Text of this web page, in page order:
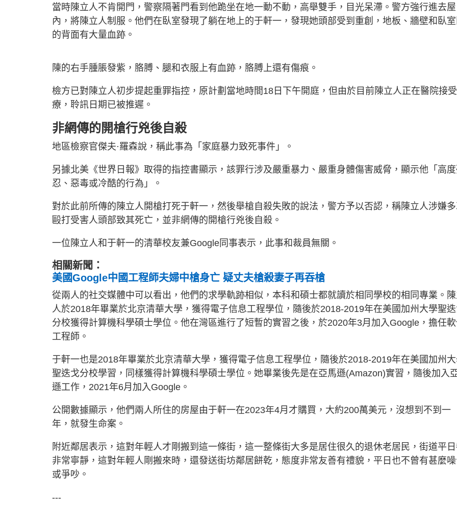
當時陳立人不肯開門，警察隔著門看到他跪坐在地一動不動，高舉雙手，目光呆滯。警方強行進去屋
內，將陳立人制服。他們在臥室發現了躺在地上的于軒一，發現她頭部受到重創，地板、牆壁和臥
的背面有大量血跡。
陳的右手腫脹發紫，胳膊、腿和衣服上有血跡，胳膊上還有傷痕。
檢方已對陳立人初步提起重罪指控，原計劃當地時間18日下午開庭，但由於目前陳立人正在醫院接
療，聆訊日期已被推遲。
非網傳的開槍行兇後自殺
地區檢察官傑夫·羅森說，稱此事為「家庭暴力致死事件」。
另據北美《世界日報》取得的指控書顯示，該罪行涉及嚴重暴力、嚴重身體傷害威脅，顯示他「高
忍、惡毒或冷酷的行為」。
對於此前所傳的陳立人開槍打死于軒一，然後舉槍自殺失敗的說法，警方予以否認，稱陳立人涉嫌
毆打受害人頭部致其死亡，並非網傳的開槍行兇後自殺。
一位陳立人和于軒一的清華校友兼Google同事表示，此事和裁員無關。
相關新聞：
美國Google中國工程師夫婦中槍身亡 疑丈夫槍殺妻子再吞槍
從兩人的社交媒體中可以看出，他們的求學軌跡相似，本科和碩士都就讀於相同學校的相同專業。
人於2018年畢業於北京清華大學，獲得電子信息工程學位，隨後於2018-2019年在美國加州大學聖
分校獲得計算機科學碩士學位。他在灣區進行了短暫的實習之後，於2020年3月加入Google，擔任
工程師。
于軒一也是2018年畢業於北京清華大學，獲得電子信息工程學位，隨後於2018-2019年在美國加州
聖迭戈分校學習，同樣獲得計算機科學碩士學位。她畢業後先是在亞馬遜(Amazon)實習，隨後加入
遜工作，2021年6月加入Google。
公開數據顯示，他們兩人所住的房屋由于軒一在2023年4月才購買，大約200萬美元，沒想到不到一
年，就發生命案。
附近鄰居表示，這對年輕人才剛搬到這一條街，這一整條街大多是居住很久的退休老居民，街道平
非常寧靜，這對年輕人剛搬來時，還發送街坊鄰居餅乾，態度非常友善有禮貌，平日也不曾有甚麼
或爭吵。
---